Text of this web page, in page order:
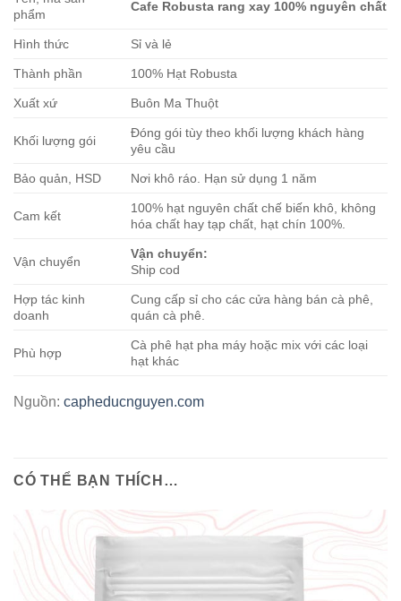
phẩm
Cafe Robusta rang xay 100% nguyên chất
Hình thức Sỉ và lẻ
Thành phần 100% Hạt Robusta
Xuất xứ Buôn Ma Thuột
Khối lượng gói
Đóng gói tùy theo khối lượng khách hàng
yêu cầu
Bảo quản, HSD Nơi khô ráo. Hạn sử dụng 1 năm
Cam kết
100% hạt nguyên chất chế biến khô, không
hóa chất hay tạp chất, hạt chín 100%.
Vận chuyển
Vận chuyển:
Ship cod
Hợp tác kinh
doanh
Cung cấp sỉ cho các cửa hàng bán cà phê,
quán cà phê.
Phù hợp
Cà phê hạt pha máy hoặc mix với các loại
hạt khác
Nguồn: capheducnguyen.com
CÓ THỂ BẠN THÍCH…